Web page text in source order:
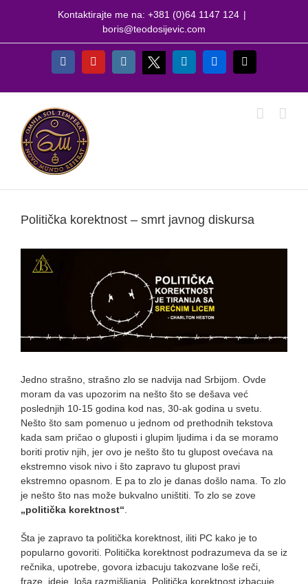
Kontaktirajte me na: +381 (0)64 1147 124 |
boris@teodosijevic.com
FacebookYouTubeInstagram
X LinkedInFlickr
Politička korektnost – smrt javnog diskursa
Larger
Jedno strašno, strašno zlo se nadvija nad Srbijom. Ovde
moram da vas upozorim na nešto što se dešava već
poslednjih 10-15 godina kod nas, 30-ak godina u svetu.
Nešto što sam pomenuo u jednom od prethodnih tekstova
kada sam pričao o gluposti i glupim ljudima i da se moramo
boriti protiv njih, jer ovo je nešto što tu glupost ovećava na
ekstremno visok nivo i što zapravo tu glupost pravi
ekstremno opasnom. E pa to zlo je danas došlo nama. To zlo
je nešto što nas može bukvalno uništiti. To zlo se zove
„politička korektnost“.
Šta je zapravo ta politička korektnost, iliti PC kako je to
popularno govoriti. Politička korektnost podrazumeva da se iz
rečnika, upotrebe, govora izbacuju takozvane loše reči,
fraze, ideje, loša razmišljanja. Politička korektnost izbacuje